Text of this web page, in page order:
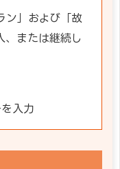
ン」および「故
、または継続し
入力